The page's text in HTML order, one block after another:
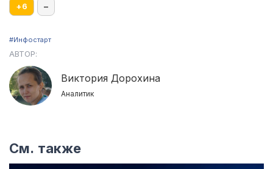
+6 –
#Инфостарт
АВТОР:
Виктория Дорохина
Аналитик
См. также